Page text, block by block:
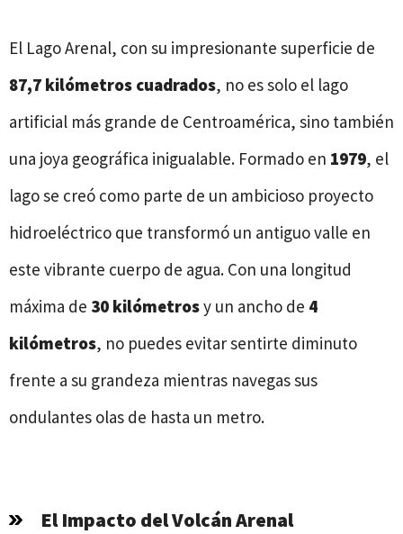
El Lago Arenal, con su impresionante superficie de
87,7 kilómetros cuadrados, no es solo el lago
artificial más grande de Centroamérica, sino también
una joya geográfica inigualable. Formado en 1979, el
lago se creó como parte de un ambicioso proyecto
hidroeléctrico que transformó un antiguo valle en
este vibrante cuerpo de agua. Con una longitud
máxima de 30 kilómetrosy un ancho de 4
kilómetros, no puedes evitar sentirte diminuto
frente a su grandeza mientras navegas sus
ondulantes olas de hasta un metro.
El Impacto del Volcán Arenal